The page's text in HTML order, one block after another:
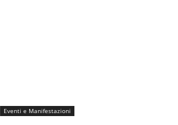
Eventi e Manifestazioni